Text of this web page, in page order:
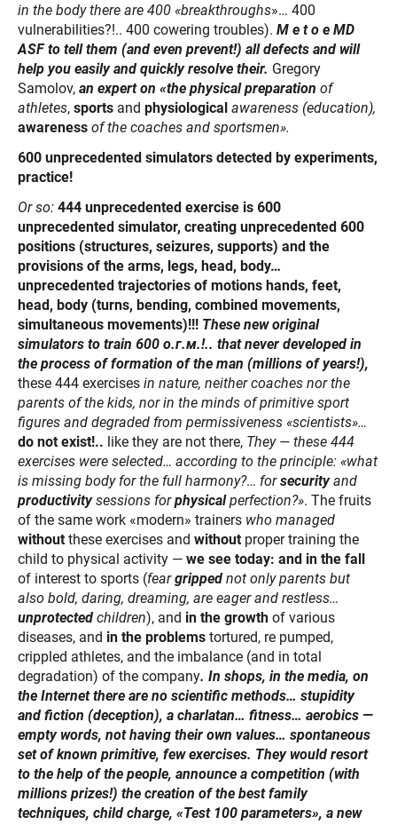
in the body there are 400 «breakthroughs»… 400
vulnerabilities?!.. 400 cowering troubles). M e t o e MD
ASF to tell them (and even prevent!) all defects and will
help you easily and quickly resolve their. Gregory
Samolov, an expert on «the physical preparation of
athletes, sports and physiological awareness (education),
awareness of the coaches and sportsmen».
600 unprecedented simulators detected by experiments,
practice!
Or so: 444 unprecedented exercise is 600
unprecedented simulator, creating unprecedented 600
positions (structures, seizures, supports) and the
provisions of the arms, legs, head, body…
unprecedented trajectories of motions hands, feet,
head, body (turns, bending, combined movements,
simultaneous movements)!!! These new original
simulators to train 600 о.г.м.!.. that never developed in
the process of formation of the man (millions of years!),
these 444 exercises in nature, neither coaches nor the
parents of the kids, nor in the minds of primitive sport
figures and degraded from permissiveness «scientists»…
do not exist!.. like they are not there, They — these 444
exercises were selected… according to the principle: «what
is missing body for the full harmony?… forsecurityand
productivitysessions forphysicalperfection?». The fruits
of the same work «modern» trainers who managed
without these exercises and without proper training the
child to physical activity — we see today: and in the fall
of interest to sports (feargripped not only parents but
also bold, daring, dreaming, are eager and restless…
unprotected children), and in the growth of various
diseases, and in the problems tortured, re pumped,
crippled athletes, and the imbalance (and in total
degradation) of the company. In shops, in the media, on
the Internet there are no scientific methods… stupidity
and fiction (deception), a charlatan… fitness… aerobics —
empty words, not having their own values… spontaneous
set of known primitive, few exercises. They would resort
to the help of the people, announce a competition (with
millions prizes!) the creation of the best family
techniques, child charge, «Test 100 parameters», a new